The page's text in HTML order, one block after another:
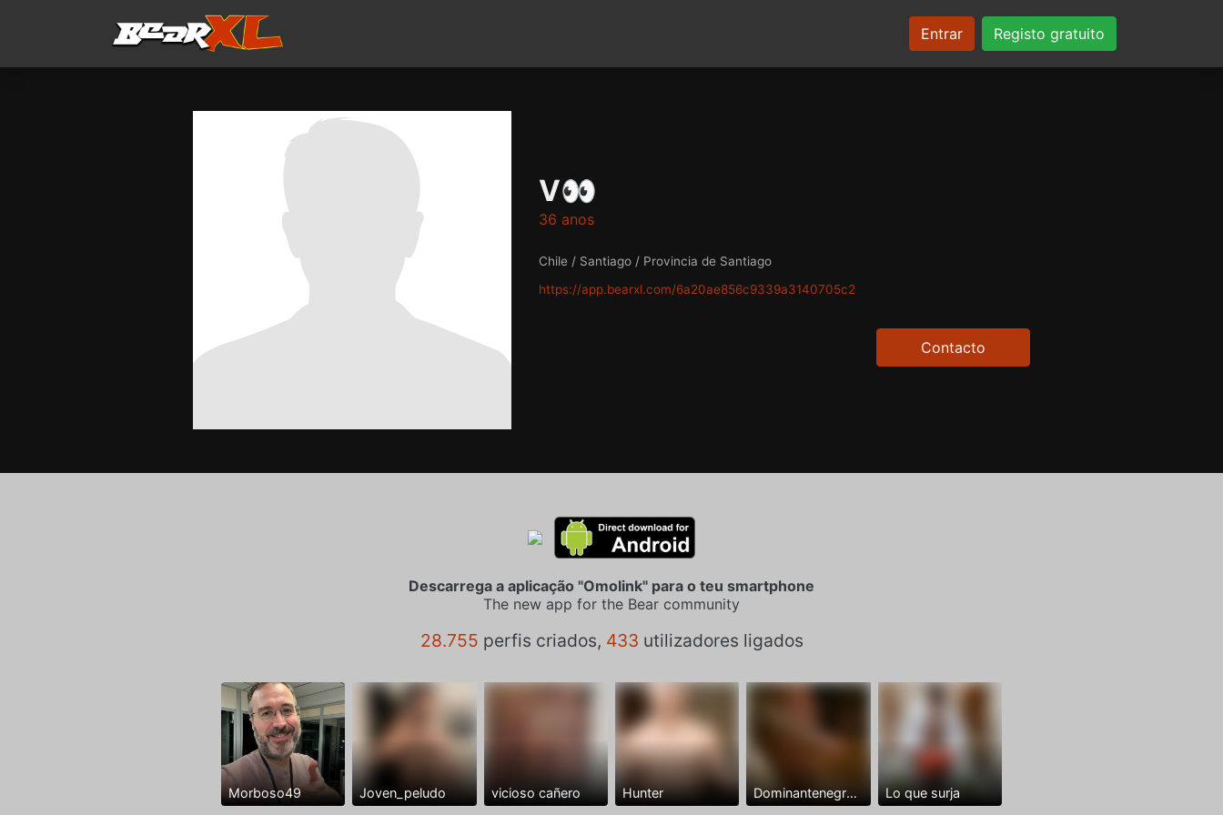
Entrar Registo gratuito
V👀
36 anos
Chile / Santiago / Provincia de Santiago
https://app.bearxl.com/6a20ae856c9339a3140705c2
Contacto
Descarrega a aplicação "Omolink" para o teu smartphone
The new app for the Bear community
28.755 perfis criados, 433 utilizadores ligados
Morboso49 Joven_peludo vicioso cañero Hunter Dominantenegro ya Lo que surja